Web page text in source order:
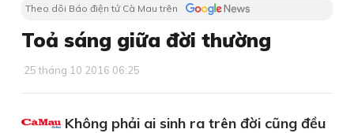
Theo dõi Báo điện tử Cà Mau trên
Toả sáng giữa đời thường
25 tháng 10 2016 06:25
Không phải ai sinh ra trên đời cũng đều